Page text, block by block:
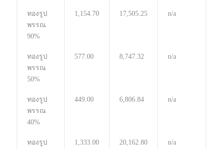
ทองรูป
พรรณ
90%
1,154.70 17,505.25 n/a
ทองรูป
พรรณ
50%
577.00 8,747.32 n/a
ทองรูป
พรรณ
40%
449.00 6,806.84 n/a
ทองรูป
1,333.00 20,162.80 n/a